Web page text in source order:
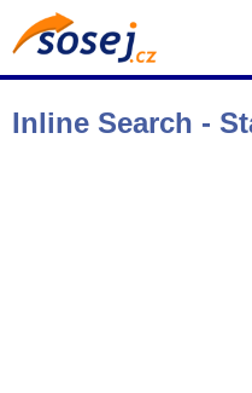
Inline Search -